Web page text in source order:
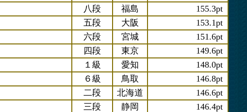
八段 福島
155.3pt
五段 大阪
153.1pt
六段 宮城
151.6pt
四段 東京
149.6pt
１級 愛知
148.0pt
６級 鳥取
146.8pt
二段 北海道
146.6pt
三段 静岡
146.4pt